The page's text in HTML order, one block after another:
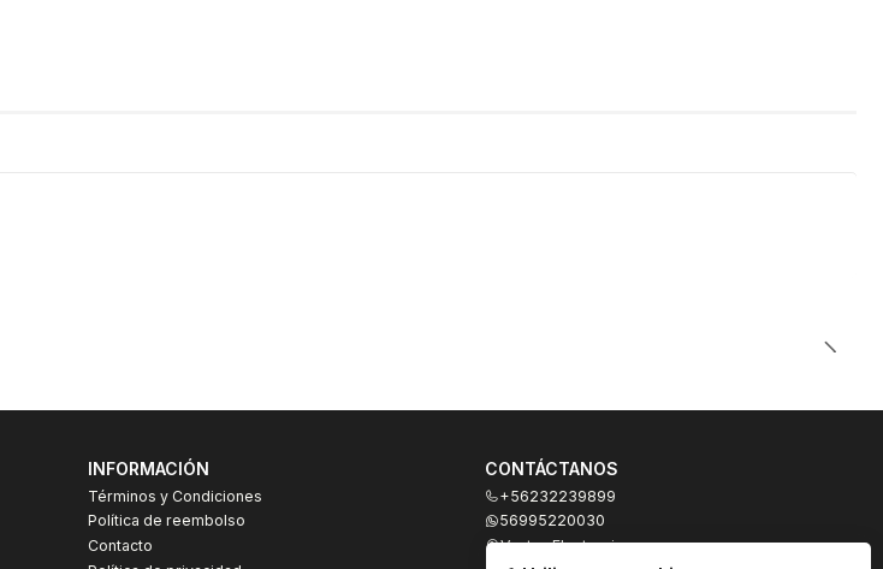
INFORMACIÓN
Términos y Condiciones
Política de reembolso
Contacto
CONTÁCTANOS
+56232239899
56995220030
Ventas Electronicas
Moneda 973, local 327